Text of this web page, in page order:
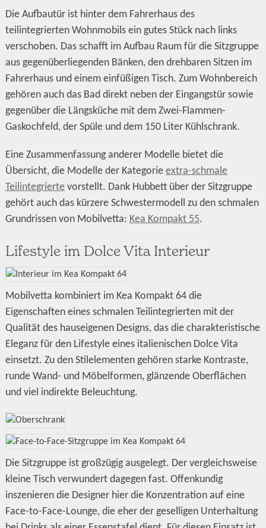
Die Aufbautür ist hinter dem Fahrerhaus des
teilintegrierten Wohnmobils ein gutes Stück nach links
verschoben. Das schafft im Aufbau Raum für die Sitzgruppe
aus gegenüberliegenden Bänken, den drehbaren Sitzen im
Fahrerhaus und einem einfüßigen Tisch. Zum Wohnbereich
gehören auch das Bad direkt neben der Eingangstür sowie
gegenüber die Längsküche mit dem Zwei-Flammen-
Gaskochfeld, der Spüle und dem 150 Liter Kühlschrank.
Eine Zusammenfassung anderer Modelle bietet die
Übersicht, die Modelle der Kategorie extra-schmale
Teilintegriertevorstellt. Dank Hubbett über der Sitzgruppe
gehört auch das kürzere Schwestermodell zu den schmalen
Grundrissen von Mobilvetta: Kea Kompakt 55.
Lifestyle im Dolce Vita Interieur
Mobilvetta kombiniert im Kea Kompakt 64 die
Eigenschaften eines schmalen Teilintegrierten mit der
Qualität des hauseigenen Designs, das die charakteristische
Eleganz für den Lifestyle eines italienischen Dolce Vita
einsetzt. Zu den Stilelementen gehören starke Kontraste,
runde Wand- und Möbelformen, glänzende Oberflächen
und viel indirekte Beleuchtung.
Die Sitzgruppe ist großzügig ausgelegt. Der vergleichsweise
kleine Tisch verwundert dagegen fast. Offenkundig
inszenieren die Designer hier die Konzentration auf eine
Face-to-Face-Lounge, die eher der geselligen Unterhaltung